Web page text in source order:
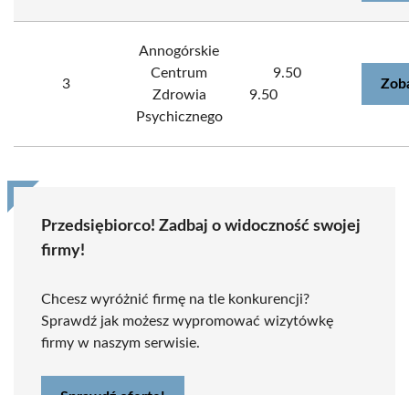
3
Annogórskie
Centrum
Zdrowia
Psychicznego
9.50
9.50
Przedsiębiorco! Zadbaj o widoczność swojej
firmy!
Chcesz wyróżnić firmę na tle konkurencji?
Sprawdź jak możesz wypromować wizytówkę
firmy w naszym serwisie.